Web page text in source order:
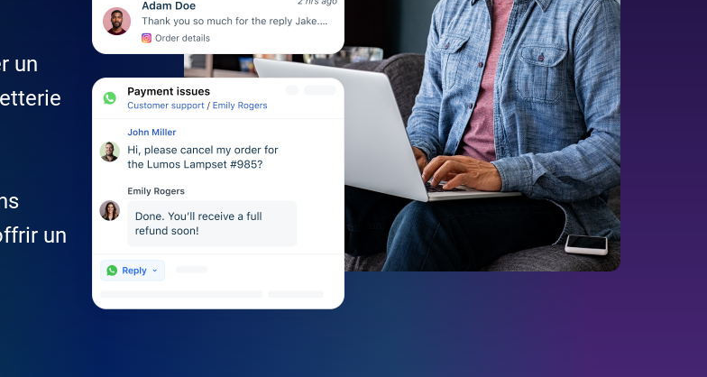
un
un